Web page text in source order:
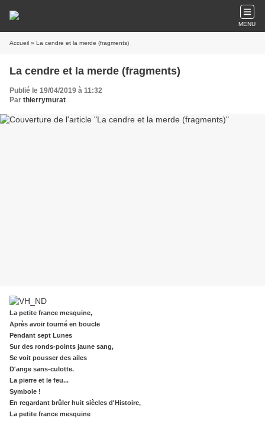
MENU
Accueil » La cendre et la merde (fragments)
La cendre et la merde (fragments)
Publié le 19/04/2019 à 11:32
Par thierrymurat
La petite france mesquine,
Après avoir tourné en boucle
Pendant sept Lunes
Sur des ronds-points jaune sang,
Se voit pousser des ailes
D'ange sans-culotte.
La pierre et le feu...
Symbole !
En regardant brûler huit siècles d'Histoire,
La petite france mesquine